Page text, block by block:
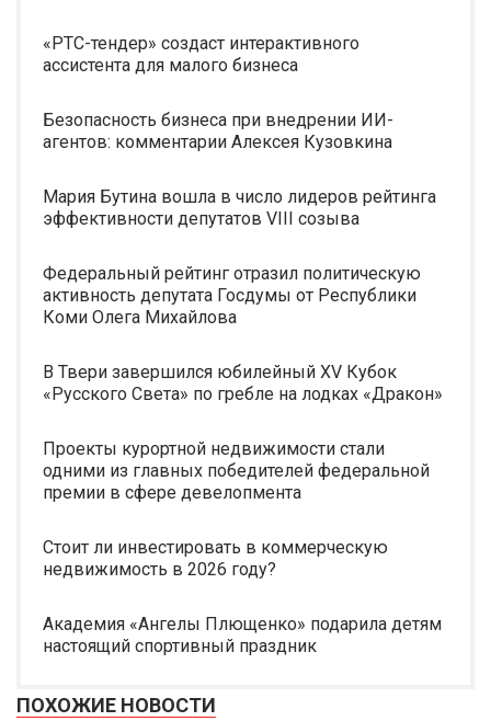
«РТС-тендер» создаст интерактивного
ассистента для малого бизнеса
Безопасность бизнеса при внедрении ИИ-
агентов: комментарии Алексея Кузовкина
Мария Бутина вошла в число лидеров рейтинга
эффективности депутатов VIII созыва
Федеральный рейтинг отразил политическую
активность депутата Госдумы от Республики
Коми Олега Михайлова
В Твери завершился юбилейный XV Кубок
«Русского Света» по гребле на лодках «Дракон»
Проекты курортной недвижимости стали
одними из главных победителей федеральной
премии в сфере девелопмента
Стоит ли инвестировать в коммерческую
недвижимость в 2026 году?
Академия «Ангелы Плющенко» подарила детям
настоящий спортивный праздник
ПОХОЖИЕ НОВОСТИ